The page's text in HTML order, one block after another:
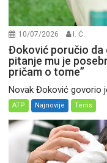
10/07/2026 I. Ć.
Đoković poručio da
pitanje mu je
pričam o tome”
Novak Đoković govorio
ATP Najnovije Tenis